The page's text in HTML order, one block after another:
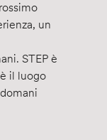
un
STEP è
il luogo